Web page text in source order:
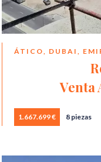
ÁTICO, DUBAI,
Venta
1.667.699 € 8 piezas